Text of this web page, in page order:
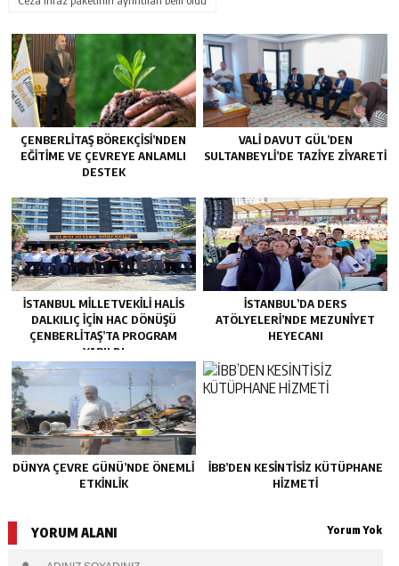
ÇENBERLITAŞ BÖREKÇISI’NDEN
EĞITIME VE ÇEVREYE ANLAMLI
DESTEK
VALI DAVUT GÜL’DEN
SULTANBEYLI’DE TAZIYE ZIYARETI
İSTANBUL MILLETVEKILI HALIS
DALKILIÇ IÇIN HAC DÖNÜŞÜ
ÇENBERLITAŞ’TA PROGRAM
YAPILDI
İSTANBUL’DA DERS
ATÖLYELERİ’NDE MEZUNİYET
HEYECANI
DÜNYA ÇEVRE GÜNÜ’NDE ÖNEMLİ
ETKİNLİK
İBB’DEN KESİNTİSİZ KÜTÜPHANE
HİZMETİ
YORUM ALANI Yorum Yok